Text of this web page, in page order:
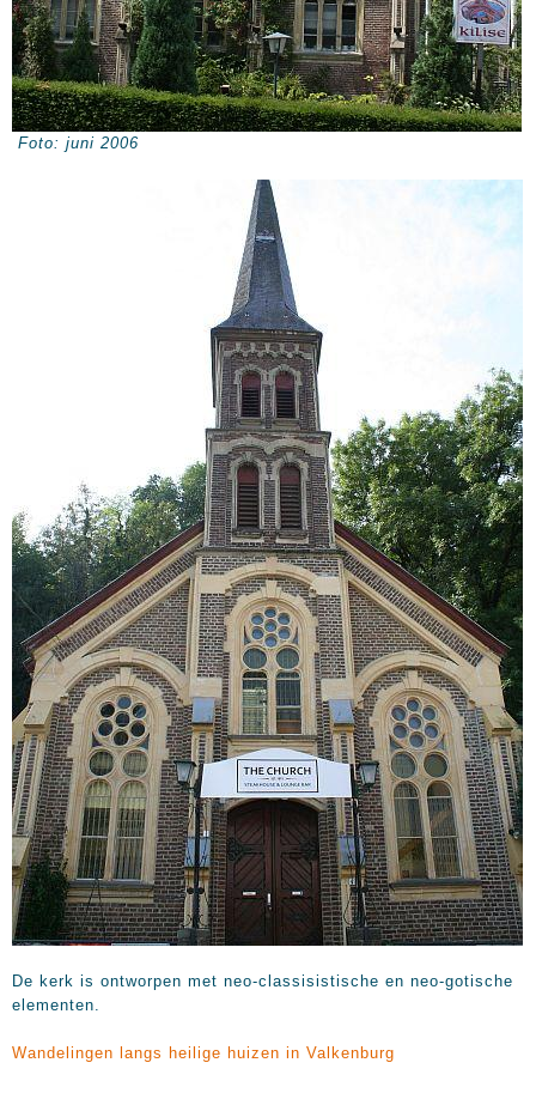
Foto: juni 2006
De kerk is ontworpen met neo-classisistische en neo-gotische
elementen.
Wandelingen langs heilige huizen in Valkenburg